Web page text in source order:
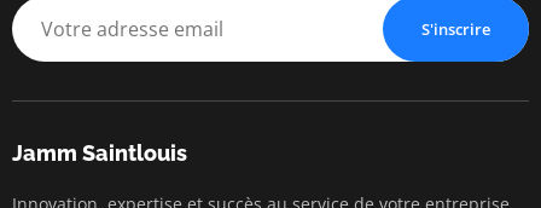
S'inscrire
Jamm Saintlouis